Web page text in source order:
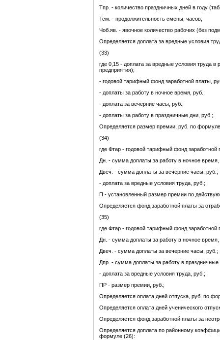
Тпр. - количество праздничных дней в году
Тсм. - продолжительность смены, часов;
Чоб.яв. - явочное количество рабочих (без
Определяется доплата за вредные условия
(33)
где 0,15 - доплата за вредные условия труда
предприятия);
- годовой тарифный фонд заработной платы,
- доплаты за работу в ночное время, руб.;
- доплата за вечерние часы, руб.;
- доплаты за работу в праздничные дни, руб.;
Определяется размер премии, руб. по
(34)
где Фтар - годовой тарифный фонд заработной
Дн. - сумма доплаты за работу в ночное время,
Двеч. - сумма доплаты за вечерние часы, руб.;
- доплата за вредные условия труда, руб.;
П - установленный размер премии по
Определяется фонд заработной платы за
(35)
где Фтар - годовой тарифный фонд заработной
Дн. - сумма доплаты за работу в ночное время,
Двеч. - сумма доплаты за вечерние часы, руб.;
Дпр. - сумма доплаты за работу в праздничные
- доплата за вредные условия труда, руб.;
ПР - размер премии, руб.;
Определяется оплата дней отпуска, руб. по
Определяется оплата дней ученического
Определяется фонд заработной платы за
Определяется доплата по районному
формуле (26):